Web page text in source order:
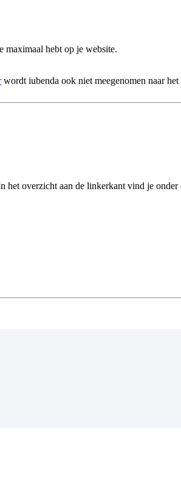
maximaal hebt op je website.
wordt iubenda ook niet meegenomen naar
overzicht aan de linkerkant vind je